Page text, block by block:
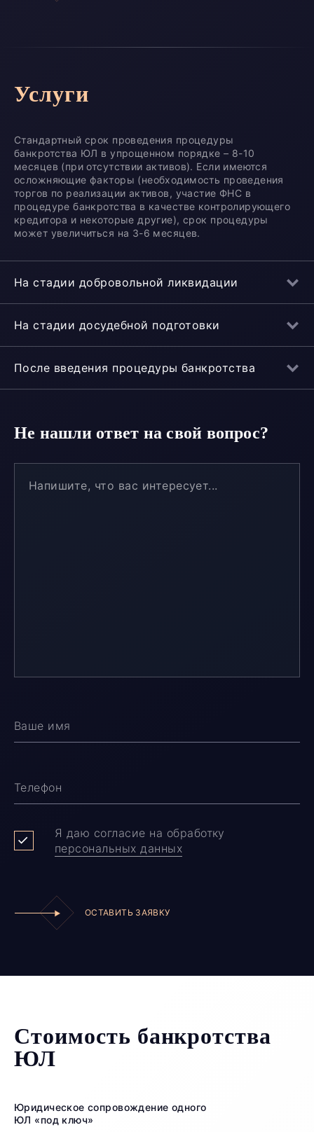
Услуги
Стандартный срок проведения процедуры
банкротства ЮЛ в упрощенном порядке – 8-10
месяцев (при отсутствии активов). Если имеются
осложняющие факторы (необходимость проведения
торгов по реализации активов, участие ФНС в
процедуре банкротства в качестве контролирующего
кредитора и некоторые другие), срок процедуры
может увеличиться на 3-6 месяцев.
На стадии добровольной ликвидации
На стадии досудебной подготовки
После введения процедуры банкротства
Не нашли ответ на свой вопрос?
Ваше имя
Телефон
Я даю согласие на обработку
персональных данных
ОСТАВИТЬ ЗАЯВКУ
Стоимость банкротства
ЮЛ
Юридическое сопровождение одного
ЮЛ «под ключ»